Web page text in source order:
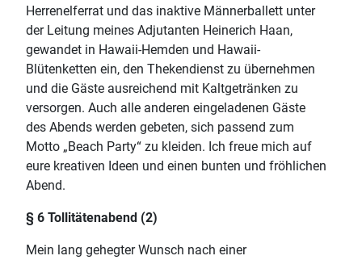
Herrenelferrat und das inaktive Männerballett unter
der Leitung meines Adjutanten Heinerich Haan,
gewandet in Hawaii-Hemden und Hawaii-
Blütenketten ein, den Thekendienst zu übernehmen
und die Gäste ausreichend mit Kaltgetränken zu
versorgen. Auch alle anderen eingeladenen Gäste
des Abends werden gebeten, sich passend zum
Motto „Beach Party“ zu kleiden. Ich freue mich auf
eure kreativen Ideen und einen bunten und fröhlichen
Abend.
§ 6 Tollitätenabend (2)
Mein lang gehegter Wunsch nach einer